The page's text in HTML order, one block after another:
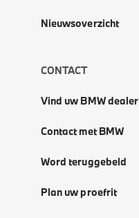
Nieuwsoverzicht
CONTACT
Vind uw BMW dealer
Contact met BMW
Word teruggebeld
Plan uw proefrit